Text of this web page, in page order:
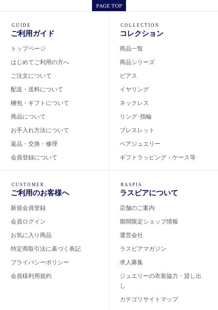
GUIDE
ご利用ガイド
トップページ
はじめてご利用の方へ
ご注文について
配送・送料について
梱包・ギフトについて
商品について
お手入れ方法について
返品・交換・修理
会員登録について
COLLECTION
コレクション
商品一覧
商品シリーズ
ピアス
イヤリング
ネックレス
リング･指輪
ブレスレット
ペアジュエリー
ギフトラッピング・ケース等
CUSTOMER
ご利用のお客様へ
新規会員登録
会員ログイン
お気に入り商品
特定商取引法に基づく表記
プライバシーポリシー
会員様利用規約
RASPIA
ラスピアについて
店舗のご案内
期間限定ショップ情報
運営会社
ラスピアマガジン
求人募集
ジュエリーの衣装協力・貸し出
し
カテゴリサイトマップ